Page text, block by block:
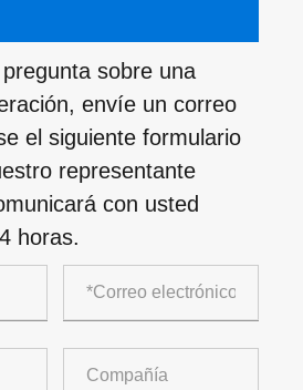
sobre una
envíe un correo
el siguiente formulario
representante
con usted
horas.